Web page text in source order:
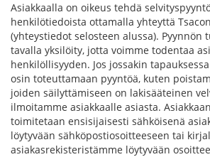
Asiakkaalla on oikeus tehdä
henkilötiedoista ottamalla yhteyttä
(yhteystiedot selosteen alussa). Pyynnön
tavalla yksilöity, jotta voimme todentaa
henkilöllisyyden. Jos jossakin
osin toteuttamaan pyyntöä, kuten
joiden säilyttämiseen on lakisääteinen
ilmoitamme asiakkaalle asiasta.
toimitetaan ensisijaisesti sähköisenä
löytyvään sähköpostiosoitteeseen tai
asiakasrekisteristämme löytyvään